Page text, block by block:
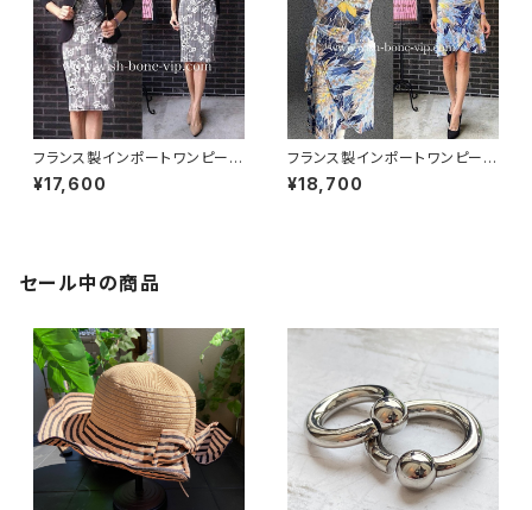
フランス製インポートワンピース
｜LONKEL PARIS｜タイトワン
ピース｜ジャージワンピース/白
¥17,600
フランス製インポートワンピース
｜FIFILLES de PARIS フィフィ
ーユ・パリ｜プリントワンピース
¥18,700
セール中の商品